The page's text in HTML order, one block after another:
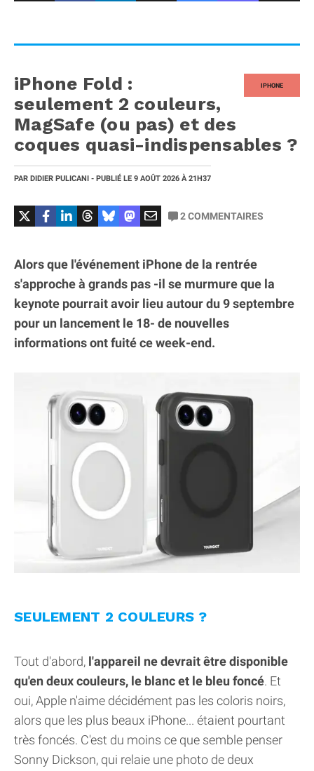
IPHONE
iPhone Fold :
seulement 2 couleurs,
MagSafe (ou pas) et des
coques quasi-indispensables ?
PAR DIDIER PULICANI - PUBLIÉ LE 9 AOÛT 2026 À 21H37
2COMMENTAIRES
Alors que l'événement iPhone de la rentrée
s'approche à grands pas -il se murmure que la
keynote pourrait avoir lieu autour du 9 septembre
pour un lancement le 18- de nouvelles
informations ont fuité ce week-end.
SEULEMENT 2 COULEURS ?
Tout d'abord, l'appareil ne devrait être disponible
qu'en deux couleurs, le blanc et le bleu foncé. Et
oui, Apple n'aime décidément pas les coloris noirs,
alors que les plus beaux iPhone... étaient pourtant
très foncés. C'est du moins ce que semble penser
Sonny Dickson, qui relaie une photo de deux